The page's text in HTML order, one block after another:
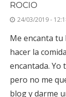
ROCIO
24/03/2019 -
Me encanta tu
hacer la
encantada. Yo
pero no me
blog y darme